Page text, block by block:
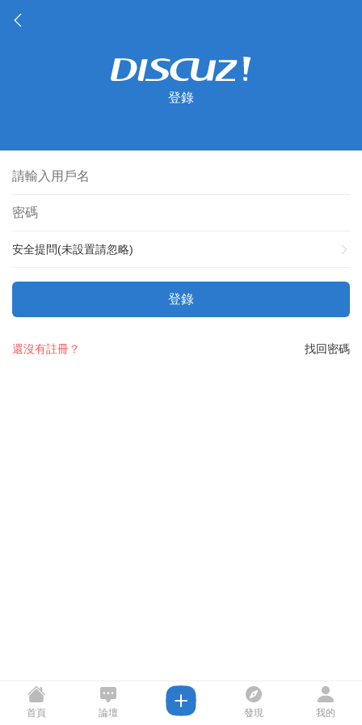
登錄
安全提問(未設置請忽略)
登錄
找回密碼
還沒有註冊？
首頁 論壇 發現 我的